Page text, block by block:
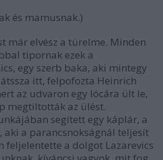
és mamusnak.)
már elvész a türelme. Minden
tipornak ezek a
egy szerb baka, aki mintegy
itt, felpofozta Heinrich
az udvaron egy lócára ült le,
megtiltották az ülést.
segített egy káplár, a
aki a parancsnokságnál teljesít
feljelentette a dolgot Lazarevics